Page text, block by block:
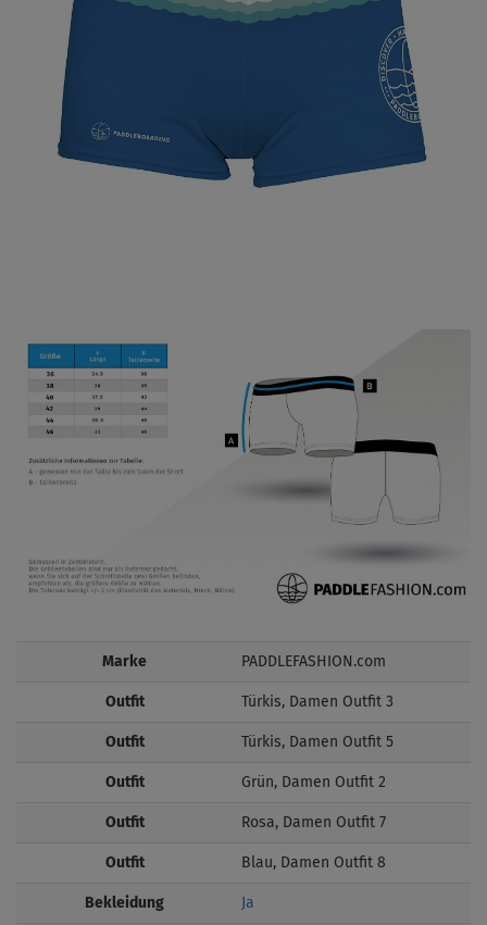
Marke PADDLEFASHION.com
Outfit Türkis, Damen Outfit 3
Outfit Türkis, Damen Outfit 5
Outfit Grün, Damen Outfit 2
Outfit Rosa, Damen Outfit 7
Outfit Blau, Damen Outfit 8
Bekleidung Ja